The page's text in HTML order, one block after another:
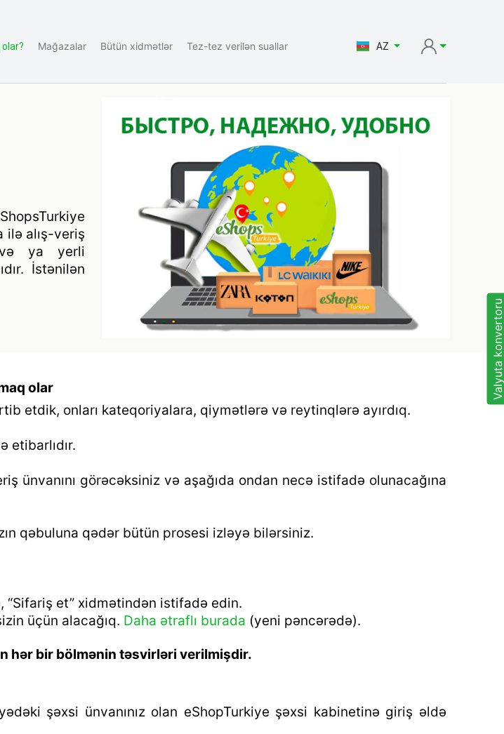
Mağazalar Bütün xidmətlər Tez-tez verilən suallar AZ
ilə alış-veriş
və ya yerli
İstənilən
olar
etdik, onları kateqoriyalara, qiymətlərə və reytinqlərə ayırdıq.
etibarlıdır.
ünvanını görəcəksiniz və aşağıda ondan necə istifadə olunacağına
qəbuluna qədər bütün prosesi izləyə bilərsiniz.
et” xidmətindən istifadə edin.
üçün alacağıq. Daha ətraflı burada (yeni pəncərədə).
hər bir bölmənin təsvirləri verilmişdir.
şəxsi ünvanınız olan eShopTurkiye şəxsi kabinetinə giriş əldə
Valyuta konvertoru